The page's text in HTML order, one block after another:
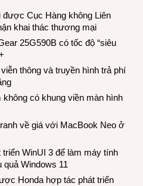
Cục Hàng không Liên
khai thác thương mại
25G590B có tốc độ “siêu
thông và truyền hình trả phí
có khung viền màn hình
về giá với MacBook Neo ở
WinUI 3 để làm máy tính
Windows 11
Honda hợp tác phát triển